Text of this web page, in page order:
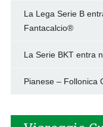
La Lega Serie B
Fantacalcio®
La Serie BKT entra
Pianese – Follonica